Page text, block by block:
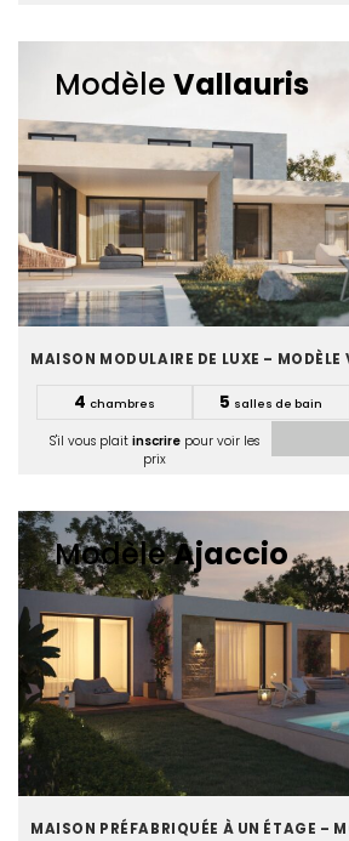
Modèle Vallauris
MAISON MODULAIRE DE LUXE – MODÈLE
4 chambres 5 salles de bain
S'il vous plait inscrirepour voir les
prix
ModèleAjaccio
MAISON PRÉFABRIQUÉE À UN ÉTAGE –